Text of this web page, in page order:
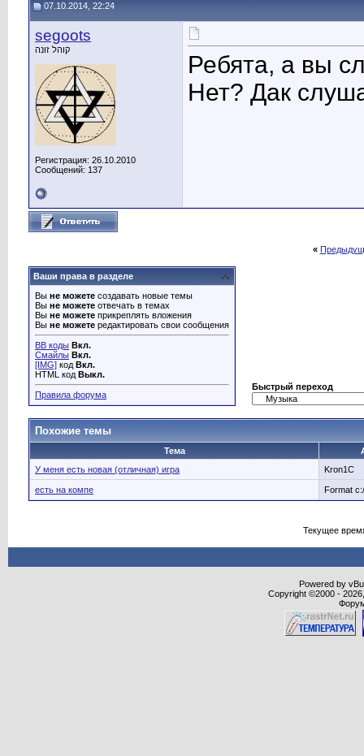
07.10.2014, 22:24
segoots
קוהל זונה
Регистрация: 26.10.2010
Сообщений: 137
Ребята, а вы
Нет? Дак
«
Ваши права в разделе
Вы не можете создавать новые темы
Вы не можете отвечать в темах
Вы не можете прикреплять вложения
Вы не можете редактировать свои сообщения
BB коды Вкл.
Смайлы Вкл.
[IMG] код Вкл.
HTML код Выкл.
Правила форума
Быстрый переход
Похожие темы
Тема
У меня есть новая (отличная) игрa
Kron1C
есть на компе Format c:/
Текущее
Powered by
Copyright ©2000 -